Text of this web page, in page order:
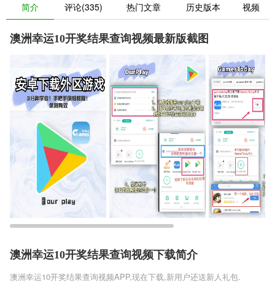
简介 评论(335) 热门文章 历史版本 视频
澳洲幸运10开奖结果查询视频最新版截图
澳洲幸运10开奖结果查询视频下载简介
澳洲幸运10开奖结果查询视频APP,现在下载,新用户还送新人礼包.